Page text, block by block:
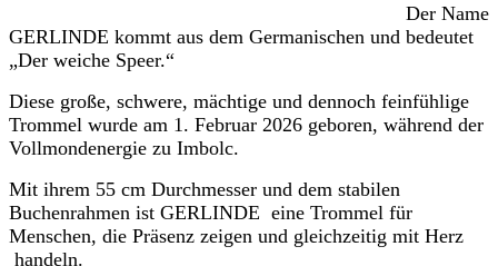
Der Name
GERLINDE kommt aus dem Germanischen und bedeutet
„Der weiche Speer.“
Diese große, schwere, mächtige und dennoch feinfühlige
Trommel wurde am 1. Februar 2026 geboren, während der
Vollmondenergie zu Imbolc.
Mit ihrem 55 cm Durchmesser und dem stabilen
Buchenrahmen ist GERLINDE eine Trommel für
Menschen, die Präsenz zeigen und gleichzeitig mit Herz
handeln.